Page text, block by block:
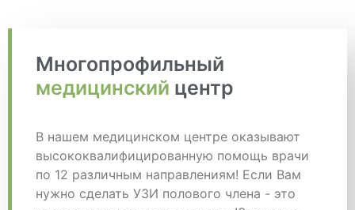
Многопрофильный
медицинский центр
В нашем медицинском центре оказывают
высококвалифицированную помощь врачи
по 12 различным направлениям! Если Вам
нужно сделать УЗИ полового члена - это